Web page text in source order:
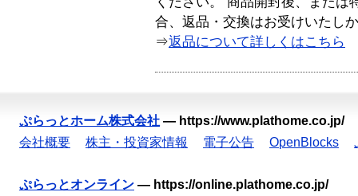
合、返品・交換はお受けいたし
⇒返品について詳しくはこちら
ぷらっとホーム株式会社 — https://www.plathome.co.jp/
会社概要
株主・投資家情報 電子公告 OpenBlocks
ぷらっとオンライン — https://online.plathome.co.jp/